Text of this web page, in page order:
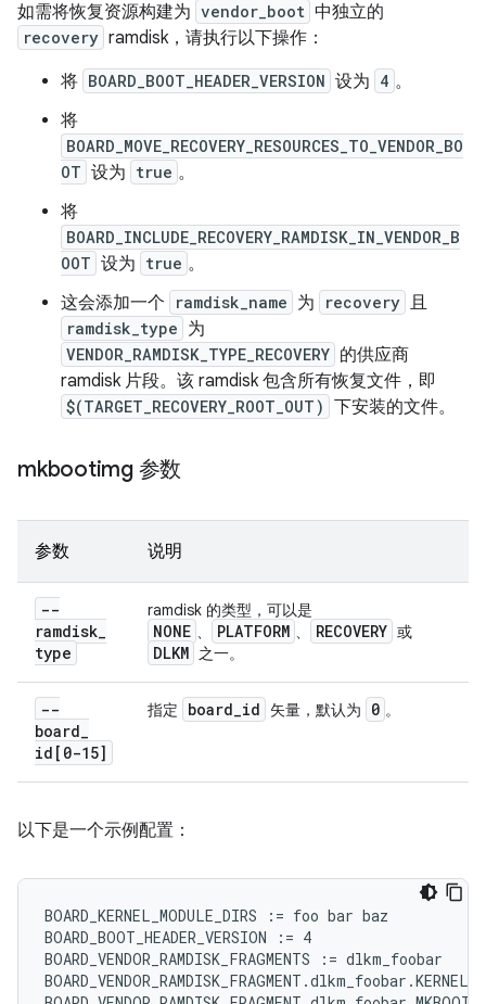
如需将恢复资源构建为 vendor_boot 中独立的
recovery ramdisk，请执行以下操作：
将 BOARD_BOOT_HEADER_VERSION 设为 4 。
将
BOARD_MOVE_RECOVERY_RESOURCES_TO_VENDOR_BO
OT 设为 true 。
将
BOARD_INCLUDE_RECOVERY_RAMDISK_IN_VENDOR_B
OOT 设为 true 。
这会添加一个
ramdisk_name 为 recovery 且
ramdisk_type 为
VENDOR_RAMDISK_TYPE_RECOVERY 的供应商
ramdisk 片段。该 ramdisk 包含所有恢复文件，即
$(TARGET_RECOVERY_ROOT_OUT) 下安装的文件。
mkbootimg 参数
参数 说明
--
ramdisk_
type
ramdisk 的类型，可以是
NONE 、 PLATFORM 、 RECOVERY 或
DLKM 之一。
--
board_
id[0-15]
指定 board_id 矢量，默认为 0 。
以下是一个示例配置：
BOARD_KERNEL_MODULE_DIRS := foo bar baz
BOARD_BOOT_HEADER_VERSION := 4
BOARD_VENDOR_RAMDISK_FRAGMENTS := dlkm_foobar